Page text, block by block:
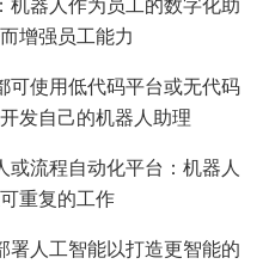
增强员工能力
可使用低代码平台或无代码
发自己的机器人助理
或流程自动化平台：机器人
重复的工作
署人工智能以打造更智能的